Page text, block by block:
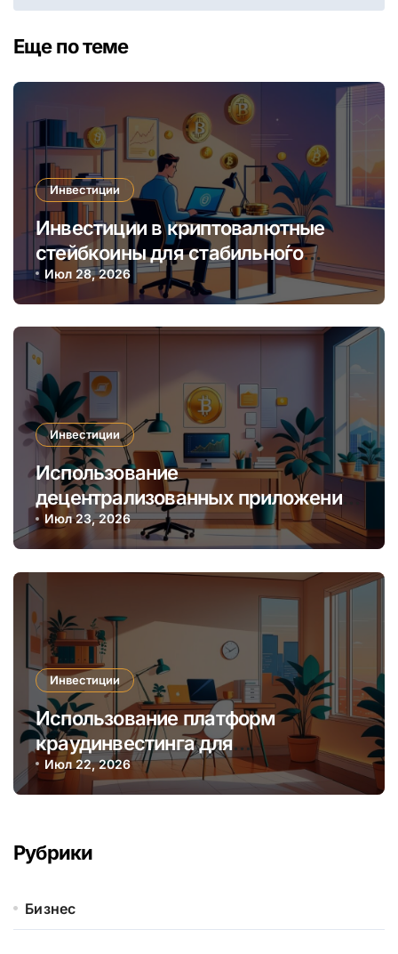
Еще по теме
Инвестиции
Инвестиции в криптовалютные
стейбкоины для стабильно́го
онлайн-заработка в условиях
волатильности
Июл 28, 2026
Инвестиции
Использование
децентрализованных приложений
(dApps) для пассивного дохода в
криптовалютных инвестициях
Июл 23, 2026
Инвестиции
Использование платформ
краудинвестинга для
диверсификации онлайн-
инвестиций начинающих
Июл 22, 2026
Рубрики
Бизнес